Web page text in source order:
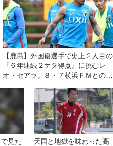
【鹿島】外国籍選手で史上２人目の
『６年連続２ケタ得点』に挑むレ
オ・セアラ。８・７横浜ＦＭとの開
示す機会」と意気込む
見た
天国と地獄を味わった高